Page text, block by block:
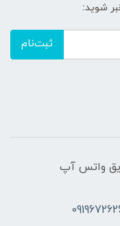
شوید:
ثبت‌نام
از طریق واتس آپ